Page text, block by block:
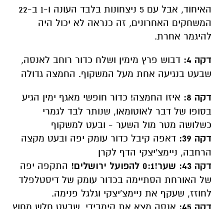
האיחוד, אבל עם 5 ניצחונות בלבד העונה ו-1 ב-22
המשחקים האחרונים, זה כנראה לא יכול היה
להיגמר אחרת.
דקה 4:
דבוש פרץ מימין ושלח כדור רוחב לאנסה,
שבעט בנגיעה אחת מעל המשקוף. החמצה גדולה
דקה 8:
איזו החמצה! כדור חופשי מאגף ימין הגיע
בסופו של דבר לאוטומאו, שנותר לבד לגמרי
כשלושה מטר מול השער - ובעט למשקוף
דקה 39:
דאפה קיבל כדור עומק יפה ובעט מקצה
הרחבה, ניימצ'יצקי הדף לקרן
דקה 43: שער!0:1 להפועל ירושלים!
התקפה יפה
של האורחת הסתיימה בכדור עומק של דיסטלפלד
לחוזז, שעקף את ניימצ'יצקי וגלגל פנימה.
אנסה מצא את קימבידי, שבעט חלש מחוץ